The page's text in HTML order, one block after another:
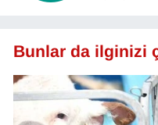
Bunlar da ilginizi